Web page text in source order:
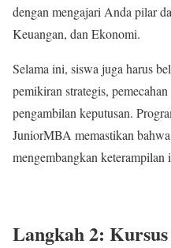
dengan mengajari Anda pilar
Keuangan, dan Ekonomi.
Selama ini, siswa juga harus
pemikiran strategis,
pengambilan keputusan.
JuniorMBA memastikan
mengembangkan
Langkah 2: